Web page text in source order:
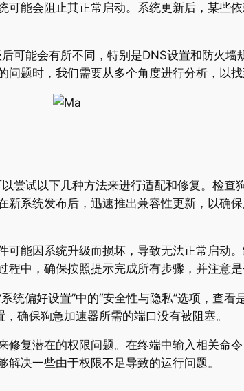
能会阻止其正常启动。系统更新后，某些
可能会有所不同，特别是DNS设置和防火墙
题时，我们需要从多个角度进行分析，以找
尝试以下几种方法来进行适配和修复。检查
系统发布后，迅速推出兼容性更新，以确
能因系统升级而损坏，导致无法正常启动
中，确保按照提示完成所有步骤，并注意是
统偏好设置”中的“安全性与隐私”选项，查
确保狗急加速器所需的端口没有被阻塞。
复潜在的权限问题。在终端中输入相关命
决一些由于权限不足导致的运行问题。